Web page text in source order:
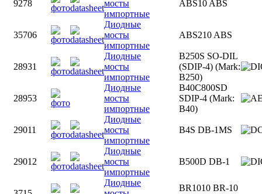
9278
мосты
импортные
ABS10 ABS
35706
Диодные
мосты
импортные
ABS210 ABS
28931
Диодные
мосты
импортные
B250S SO-DIL
(SDIP-4) (Mark:
B250)
28953
Диодные
мосты
импортные
B40C800SD
SDIP-4 (Mark:
B40)
29011
Диодные
мосты
импортные
B4S DB-1MS
29012
Диодные
мосты
импортные
B500D DB-1
Диодные
BR1010 BR-10